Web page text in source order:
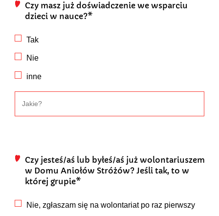
Czy masz już doświadczenie we wsparciu
dzieci w nauce?*
Tak
Nie
inne
Czy jesteś/aś lub byłeś/aś już wolontariuszem
w Domu Aniołów Stróżów? Jeśli tak, to w
której grupie*
Nie, zgłaszam się na wolontariat po raz pierwszy